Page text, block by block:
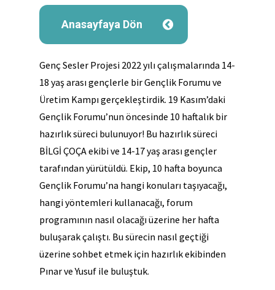
Anasayfaya Dön
Genç Sesler Projesi 2022 yılı çalışmalarında 14-
18 yaş arası gençlerle bir Gençlik Forumu ve
Üretim Kampı gerçekleştirdik. 19 Kasım’daki
Gençlik Forumu’nun öncesinde 10 haftalık bir
hazırlık süreci bulunuyor! Bu hazırlık süreci
BİLGİ ÇOÇA ekibi ve 14-17 yaş arası gençler
tarafından yürütüldü. Ekip, 10 hafta boyunca
Gençlik Forumu’na hangi konuları taşıyacağı,
hangi yöntemleri kullanacağı, forum
programının nasıl olacağı üzerine her hafta
buluşarak çalıştı. Bu sürecin nasıl geçtiği
üzerine sohbet etmek için hazırlık ekibinden
Pınar ve Yusuf ile buluştuk.